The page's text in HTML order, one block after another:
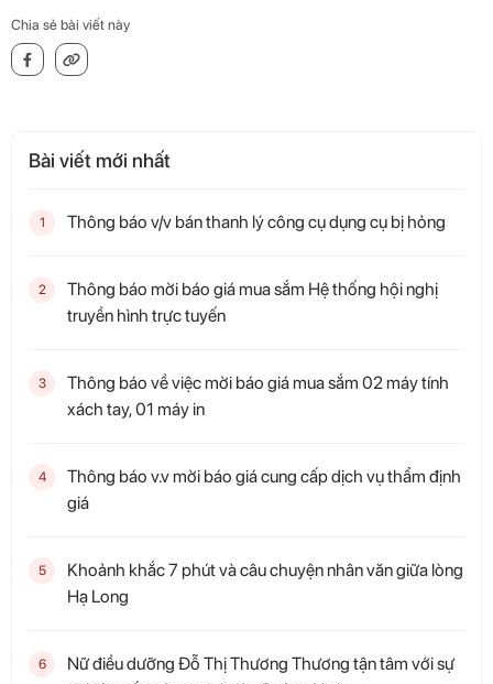
Chia sẻ bài viết này
Bài viết mới nhất
1 Thông báo v/v bán thanh lý công cụ dụng cụ bị hỏng
2
Thông báo mời báo giá mua sắm Hệ thống hội nghị
truyền hình trực tuyến
3
Thông báo về việc mời báo giá mua sắm 02 máy tính
xách tay, 01 máy in
4
Thông báo v.v mời báo giá cung cấp dịch vụ thẩm định
giá
5
Khoảnh khắc 7 phút và câu chuyện nhân văn giữa lòng
Hạ Long
6
Nữ điều dưỡng Đỗ Thị Thương Thương tận tâm với sự